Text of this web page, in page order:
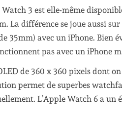
3 est elle-même
La différence se joue aussi
35mm) avec un iPhone. Bien
pas avec un iPhone
de 360 x 360 pixels dont
permet de superbes
L’Apple Watch 6 a un